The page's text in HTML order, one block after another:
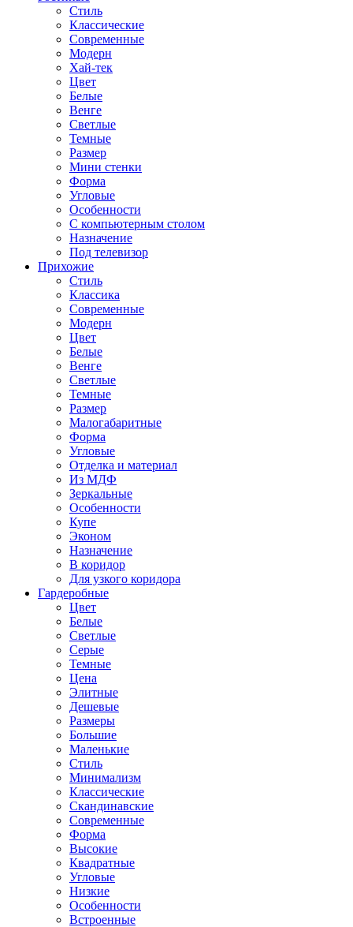
Стиль
Классические
Современные
Модерн
Хай-тек
Цвет
Белые
Венге
Светлые
Темные
Размер
Мини стенки
Форма
Угловые
Особенности
С компьютерным столом
Назначение
Под телевизор
Прихожие
Стиль
Классика
Современные
Модерн
Цвет
Белые
Венге
Светлые
Темные
Размер
Малогабаритные
Форма
Угловые
Отделка и материал
Из МДФ
Зеркальные
Особенности
Купе
Эконом
Назначение
В коридор
Для узкого коридора
Гардеробные
Цвет
Белые
Светлые
Серые
Темные
Цена
Элитные
Дешевые
Размеры
Большие
Маленькие
Стиль
Минимализм
Классические
Скандинавские
Современные
Форма
Высокие
Квадратные
Угловые
Низкие
Особенности
Встроенные